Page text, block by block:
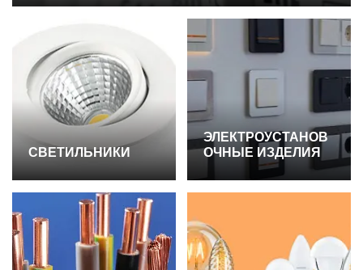
СВЕТИЛЬНИКИ
ЭЛЕКТРОУСТАНОВ
ОЧНЫЕ ИЗДЕЛИЯ